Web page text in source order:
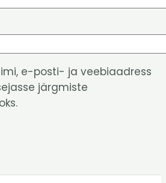
e-posti- ja veebiaadress
järgmiste